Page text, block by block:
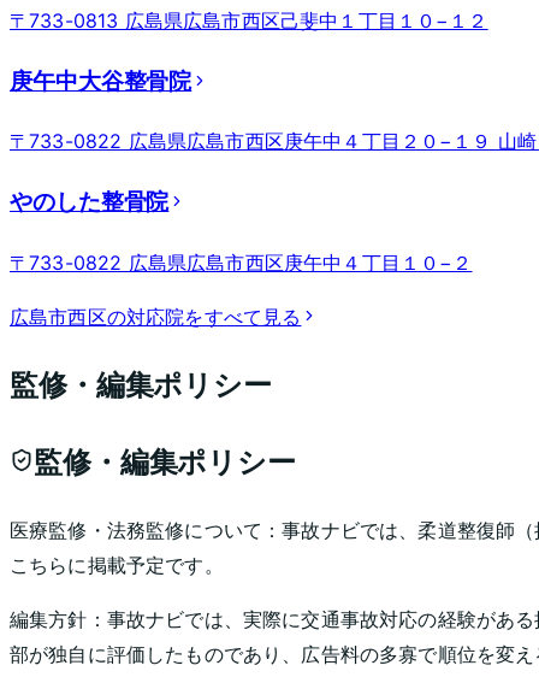
〒733-0813 広島県広島市西区己斐中１丁目１０−１２
庚午中大谷整骨院
〒733-0822 広島県広島市西区庚午中４丁目２０−１９ 山崎
やのした整骨院
〒733-0822 広島県広島市西区庚午中４丁目１０−２
広島市西区の対応院をすべて見る
監修・編集ポリシー
監修・編集ポリシー
医療監修・法務監修について：事故ナビでは、柔道整復師
こちらに掲載予定です。
編集方針： 事故ナビでは、実際に交通事故対応の経験があ
部が独自に評価したものであり、広告料の多寡で順位を変